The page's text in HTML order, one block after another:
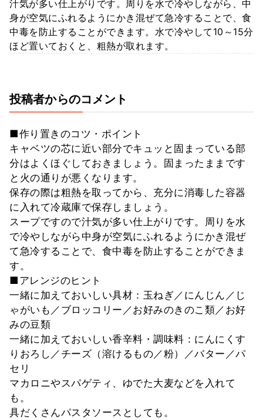
汁気が多い仕上がりです。周りを水で冷やしながら、中
身が空気にふれるようにかき混ぜて急冷することで、食
中毒を防止することができます。水で冷やして10～15分
ほど置いておくと、粗熱が取れます。
投稿者からのコメント
■作り置きのコツ・ポイント
キャベツの芯に近い部分でキュッと固まっている部
分はよくほぐしておきましょう。固まったままです
と火の通りが悪くなります。
保存の際は粗熱を取ってから、充分に消毒した容器
に入れて冷蔵庫で保存しましょう。
スープですので汁気が多い仕上がりです。周りを水
で冷やしながら中身が空気にふれるようにかき混ぜ
て急冷することで、食中毒を防止することができま
す。
■アレンジのヒント
一緒に加えておいしい具材：玉ねぎ／にんじん／じ
ゃがいも／ブロッコリー／お好みのきのこ類／お好
みの豆類
一緒に加えておいしい香辛料・調味料：にんにくす
りおろし／チーズ（溶けるもの／粉）／バター／パ
セリ
マカロニやスパゲティ、ゆでた大麦などを入れて
も。
具だくさんパスタソースとしても。